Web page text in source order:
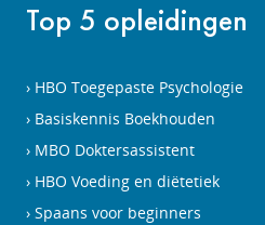
Top 5 opleidingen
HBO Toegepaste Psychologie
Basiskennis Boekhouden
MBO Doktersassistent
HBO Voeding en diëtetiek
Spaans voor beginners